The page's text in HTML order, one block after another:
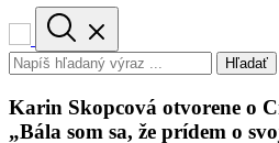
Hľadať
Karin Skopcová otvorene o
„Bála som sa, že prídem o